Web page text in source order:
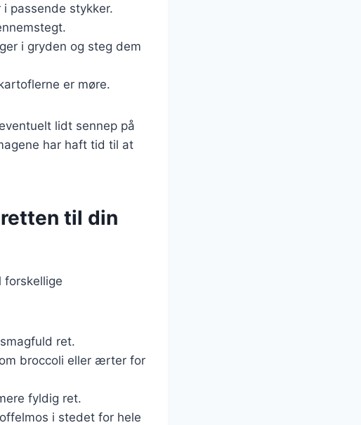
passende stykker.
i gryden og steg dem
er møre.
lidt sennep på
har haft tid til at
til din
forskellige
ret.
broccoli eller ærter for
fyldig ret.
i stedet for hele